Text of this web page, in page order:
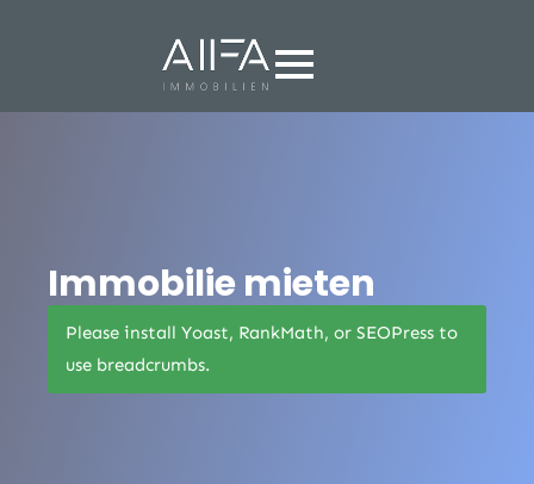
Immobilie mieten
Please install Yoast, RankMath, or SEOPress to
use breadcrumbs.